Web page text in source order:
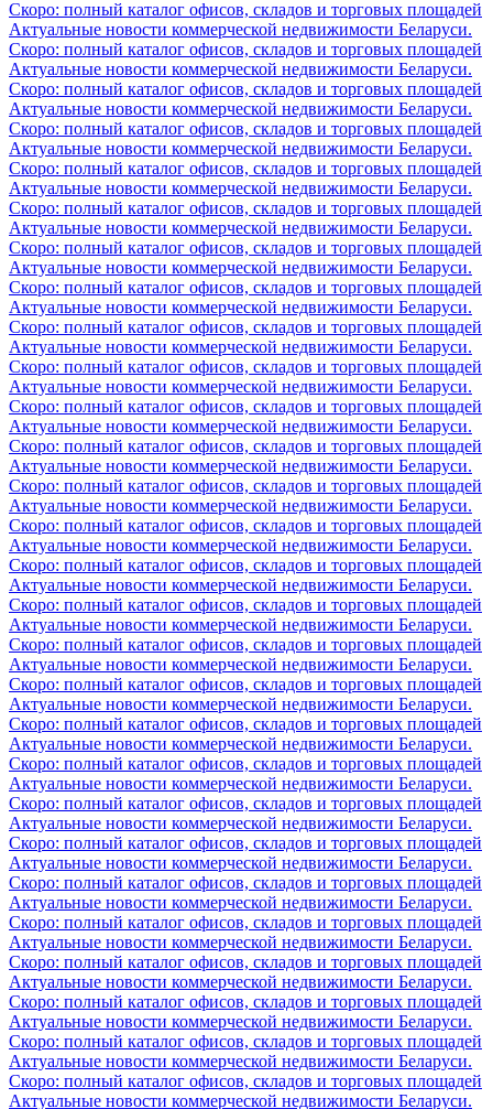
Скоро: полный каталог офисов, складов и торговых площадей
Актуальные новости коммерческой недвижимости Беларуси.
Скоро: полный каталог офисов, складов и торговых площадей
Актуальные новости коммерческой недвижимости Беларуси.
Скоро: полный каталог офисов, складов и торговых площадей
Актуальные новости коммерческой недвижимости Беларуси.
Скоро: полный каталог офисов, складов и торговых площадей
Актуальные новости коммерческой недвижимости Беларуси.
Скоро: полный каталог офисов, складов и торговых площадей
Актуальные новости коммерческой недвижимости Беларуси.
Скоро: полный каталог офисов, складов и торговых площадей
Актуальные новости коммерческой недвижимости Беларуси.
Скоро: полный каталог офисов, складов и торговых площадей
Актуальные новости коммерческой недвижимости Беларуси.
Скоро: полный каталог офисов, складов и торговых площадей
Актуальные новости коммерческой недвижимости Беларуси.
Скоро: полный каталог офисов, складов и торговых площадей
Актуальные новости коммерческой недвижимости Беларуси.
Скоро: полный каталог офисов, складов и торговых площадей
Актуальные новости коммерческой недвижимости Беларуси.
Скоро: полный каталог офисов, складов и торговых площадей
Актуальные новости коммерческой недвижимости Беларуси.
Скоро: полный каталог офисов, складов и торговых площадей
Актуальные новости коммерческой недвижимости Беларуси.
Скоро: полный каталог офисов, складов и торговых площадей
Актуальные новости коммерческой недвижимости Беларуси.
Скоро: полный каталог офисов, складов и торговых площадей
Актуальные новости коммерческой недвижимости Беларуси.
Скоро: полный каталог офисов, складов и торговых площадей
Актуальные новости коммерческой недвижимости Беларуси.
Скоро: полный каталог офисов, складов и торговых площадей
Актуальные новости коммерческой недвижимости Беларуси.
Скоро: полный каталог офисов, складов и торговых площадей
Актуальные новости коммерческой недвижимости Беларуси.
Скоро: полный каталог офисов, складов и торговых площадей
Актуальные новости коммерческой недвижимости Беларуси.
Скоро: полный каталог офисов, складов и торговых площадей
Актуальные новости коммерческой недвижимости Беларуси.
Скоро: полный каталог офисов, складов и торговых площадей
Актуальные новости коммерческой недвижимости Беларуси.
Скоро: полный каталог офисов, складов и торговых площадей
Актуальные новости коммерческой недвижимости Беларуси.
Скоро: полный каталог офисов, складов и торговых площадей
Актуальные новости коммерческой недвижимости Беларуси.
Скоро: полный каталог офисов, складов и торговых площадей
Актуальные новости коммерческой недвижимости Беларуси.
Скоро: полный каталог офисов, складов и торговых площадей
Актуальные новости коммерческой недвижимости Беларуси.
Скоро: полный каталог офисов, складов и торговых площадей
Актуальные новости коммерческой недвижимости Беларуси.
Скоро: полный каталог офисов, складов и торговых площадей
Актуальные новости коммерческой недвижимости Беларуси.
Скоро: полный каталог офисов, складов и торговых площадей
Актуальные новости коммерческой недвижимости Беларуси.
Скоро: полный каталог офисов, складов и торговых площадей
Актуальные новости коммерческой недвижимости Беларуси.